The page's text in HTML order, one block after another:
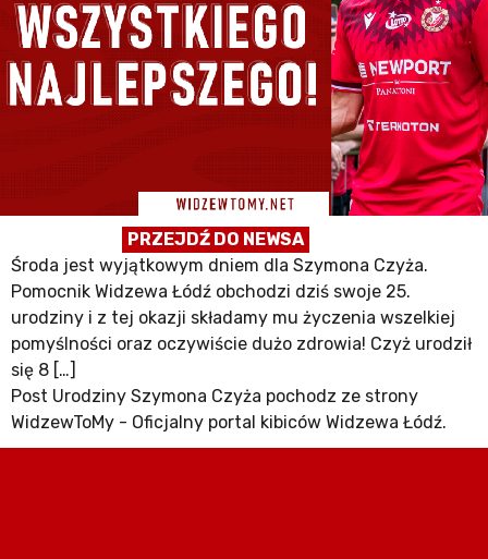
PRZEJDŹ DO NEWSA
Środa jest wyjątkowym dniem dla Szymona Czyża.
Pomocnik Widzewa Łódź obchodzi dziś swoje 25.
urodziny i z tej okazji składamy mu życzenia wszelkiej
pomyślności oraz oczywiście dużo zdrowia! Czyż urodził
się 8 […]
Post Urodziny Szymona Czyża pochodz ze strony
WidzewToMy - Oficjalny portal kibiców Widzewa Łódź.